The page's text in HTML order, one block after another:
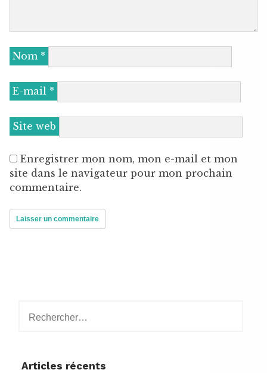
Nom *
E-mail *
Site web
Enregistrer mon nom, mon e-mail et mon
site dans le navigateur pour mon prochain
commentaire.
Articles récents